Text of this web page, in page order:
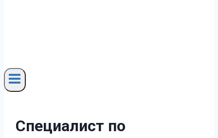
Специалист по